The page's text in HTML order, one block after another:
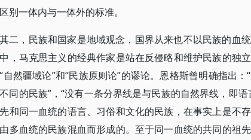
别一体内与一体外的标准。
其二，民族和国家是地域观念，国界从来也不以民族的血
，马克思主义的经典作家是站在反侵略和维护民族的独
自然疆域论”和“民族原则论”的谬论。恩格斯曾明确指出
同的民族”，“没有一条分界线是与民族的自然界线，即
和同一血统的语言、习俗和文化的民族，在事实上是不
多血统的民族混血而形成的。至于同一血统的共同的祖